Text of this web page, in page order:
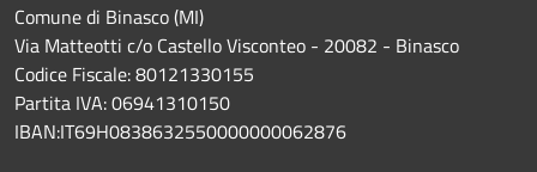
Comune di Binasco (MI)
Via Matteotti c/o Castello Visconteo - 20082 - Binasco
Codice Fiscale: 80121330155
Partita IVA: 06941310150
IBAN:IT69H0838632550000000062876